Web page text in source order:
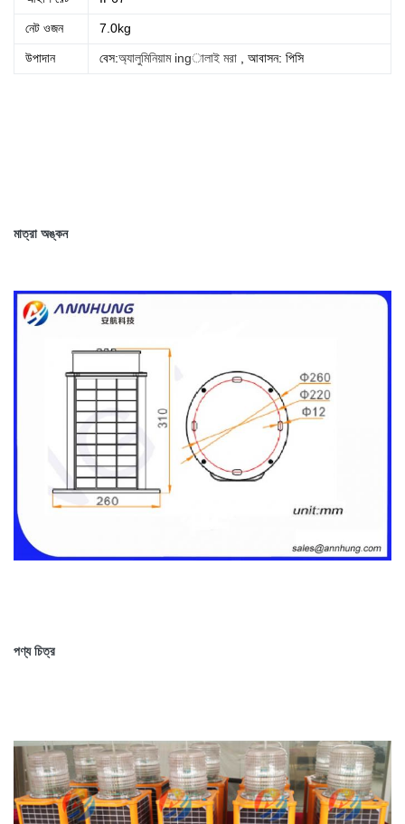
নেট ওজন 7.0kg
উপাদান বেস:অ্যালুমিনিয়াম ingালাই মরা , আবাসন: পিসি
মাত্রা অঙ্কন
পণ্য চিত্র